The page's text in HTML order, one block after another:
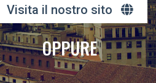
Visita il nostro sito
OPPURE